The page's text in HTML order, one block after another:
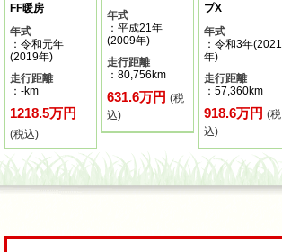
FF暖房
年式
：令和元年
(2019年)
走行距離
：-km
1218.5万円
(税込)
年式
：平成21年
(2009年)
走行距離
：80,756km
631.6万円(税
込)
プX
年式
：令和3年(2021
年)
走行距離
：57,360km
918.6万円(税
込)